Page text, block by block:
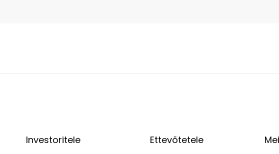
Investoritele Ettevõtetele